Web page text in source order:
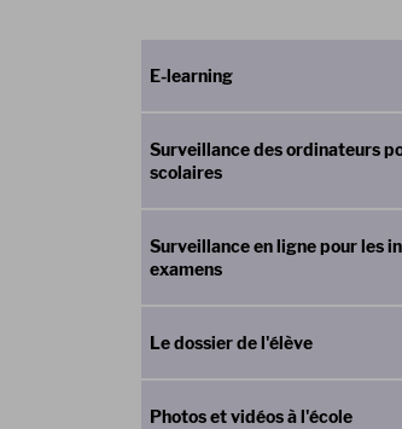
E-learning
Surveillance des ordinateurs
scolaires
Surveillance en ligne pour les
examens
Le dossier de l'élève
Photos et vidéos à l'école